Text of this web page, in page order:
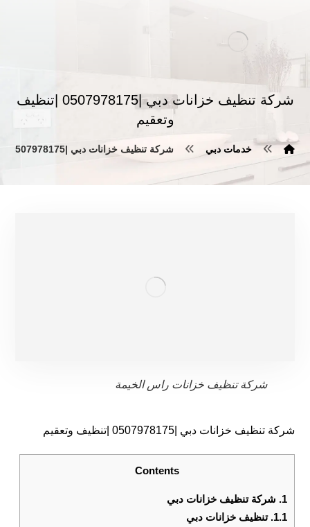
شركة تنظيف خزانات دبي |0507978175 |تنظيف
وتعقيم
خدمات دبي شركة تنظيف خزانات دبي |0507978175 |تنظيف وتعقيم
شركة تنظيف خزانات راس الخيمة
شركة تنظيف خزانات دبي |0507978175 |تنظيف وتعقيم
Contents
1. شركة تنظيف خزانات دبي
1.1. تنظيف خزانات دبي